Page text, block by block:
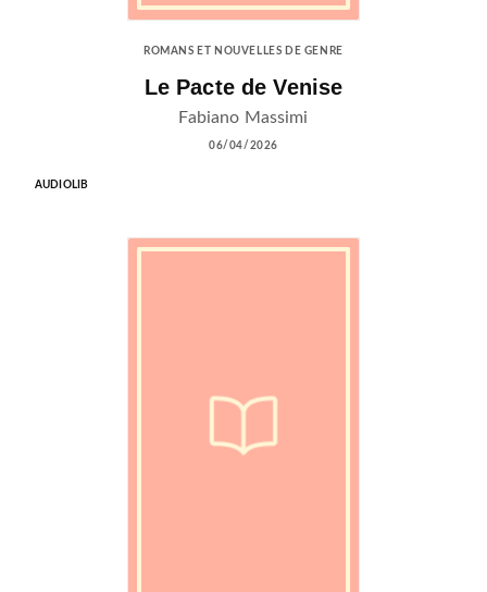
ROMANS ET NOUVELLES DE GENRE
Le Pacte de Venise
Fabiano Massimi
06/04/2026
AUDIOLIB